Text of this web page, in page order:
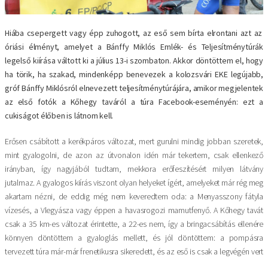
Hiába csepergett vagy épp zuhogott, az eső sem bírta elrontani azt az
óriási élményt, amelyet a Bánffy Miklós Emlék- és Teljesítménytúrák
legelső kiírása váltott ki a július 13-i szombaton. Akkor döntöttem el, hogy
ha törik, ha szakad, mindenképp benevezek a kolozsvári EKE legújabb,
gróf Bánffy Miklósról elnevezett teljesítménytúrájára, amikor megjelentek
az első fotók a Kőhegy taváról a túra Facebook-eseményén: ezt a
cukiságot élőben is látnom kell.
Erősen csábított a kerékpáros változat, mert gurulni mindig jobban szeretek,
mint gyalogolni, de azon az útvonalon idén már tekertem, csak ellenkező
irányban, így nagyjából tudtam, mekkora erőfeszítésért milyen látvány
jutalmaz. A gyalogos kiírás viszont olyan helyeket ígért, amelyeket már rég meg
akartam nézni, de eddig még nem keveredtem oda: a Menyasszony fátyla
vízesés, a Vlegyásza vagy éppen a havasrogozi mamutfenyő. A Kőhegy tavát
csak a 35 km-es változat érintette, a 22-es nem, így a bringacsábítás ellenére
könnyen döntöttem a gyaloglás mellett, és jól döntöttem: a pompásra
tervezett túra már-már frenetikusra sikeredett, és az eső is csak a legvégén vert